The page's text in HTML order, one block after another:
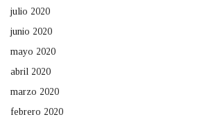
julio 2020
junio 2020
mayo 2020
abril 2020
marzo 2020
febrero 2020